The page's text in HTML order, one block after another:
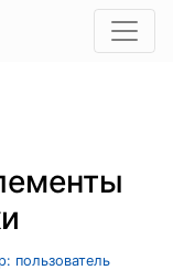
пользователь